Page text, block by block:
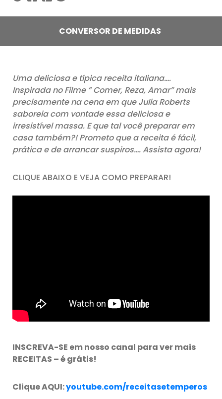
CONVERSOR DE MEDIDAS
Uma deliciosa e típica receita italiana….
Inspirada no Filme ” Comer, Reza, Amar” mais
precisamente na cena em que Julia Roberts
saboreia com vontade essa deliciosa e
irresistível massa. E que tal você preparar em
casa também?! Prometo que a receita é fácil,
prática e de arrancar suspiros…. Assista agora!
CLIQUE ABAIXO E VEJA COMO PREPARAR!
INSCREVA-SE em nosso canal para ver mais
RECEITAS – é grátis!
Clique AQUI:youtube.com/receitasetemperos